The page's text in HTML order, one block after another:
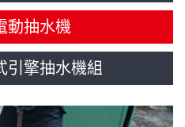
動抽水機
引擎抽水機組